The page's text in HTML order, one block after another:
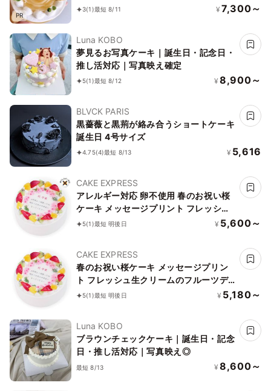
PR
ギー対応ケーキ／ヴィーガン対応
3(1)最短 8/11 ¥ 7,300～
Luna KOBO
夢見るお写真ケーキ｜誕生日・記念日・
推し活対応｜写真映え確定
5(1)最短 8/12 ¥ 8,900～
BLVCK PARIS
黒薔薇と黒荊が絡み合うショートケーキ
誕生日 4号サイズ
4.75(4)最短 8/13 ¥ 5,616
CAKE EXPRESS
アレルギー対応 卵不使用 春のお祝い桜
ケーキ メッセージプリント フレッシュ
生クリームのフルーツデコレーションケ
5(1)最短 明後日 ¥ 5,600～
CAKE EXPRESS
春のお祝い桜ケーキ メッセージプリン
ト フレッシュ生クリームのフルーツデ
コレーションケーキ 4号 12cm cream-
5(1)最短 明後日 ¥ 5,180～
Luna KOBO
ブラウンチェックケーキ｜誕生日・記念
日・推し活対応｜写真映え◎
最短 8/13 ¥ 8,600～